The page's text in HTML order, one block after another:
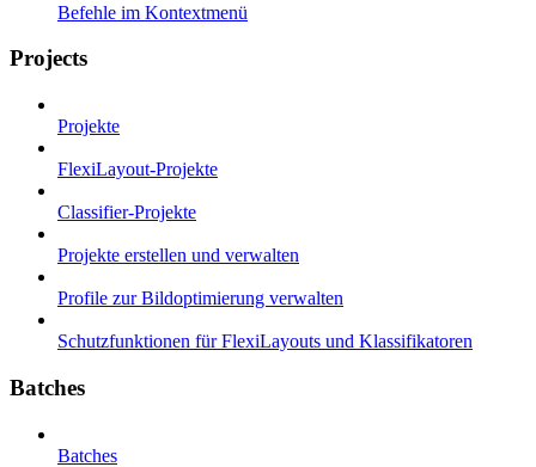
Befehle im Kontextmenü
Projects
Projekte
FlexiLayout-Projekte
Classifier-Projekte
Projekte erstellen und verwalten
Profile zur Bildoptimierung verwalten
Schutzfunktionen für FlexiLayouts und Klassifikatoren
Batches
Batches